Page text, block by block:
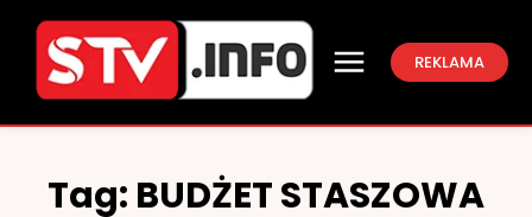
REKLAMA
Tag: BUDŻET STASZOWA